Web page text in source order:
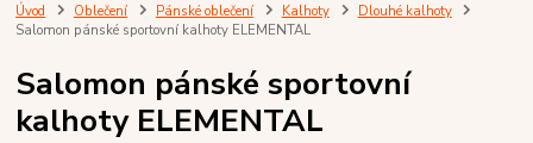
Úvod Oblečení Pánské oblečení Kalhoty
Dlouhé kalhoty
Salomon pánské sportovní kalhoty ELEMENTAL
Salomon pánské sportovní
kalhoty ELEMENTAL